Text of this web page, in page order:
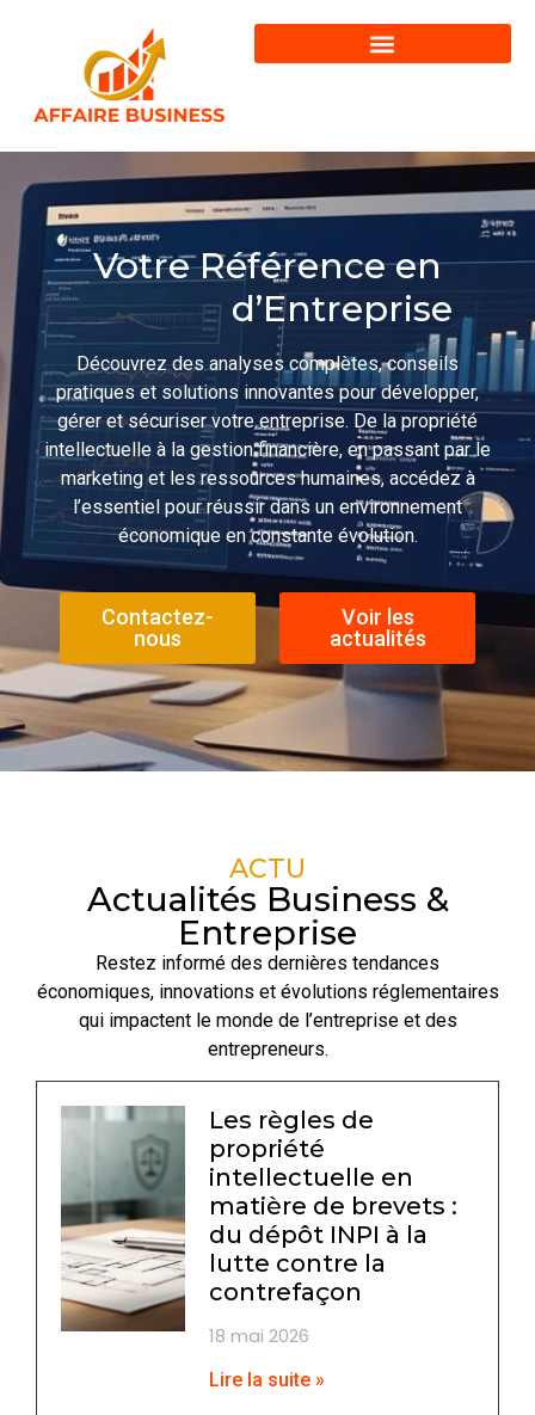
Votre Référence en
s ion
Strat é
d’Entreprise
Découvrez des analyses complètes, conseils
pratiques et solutions innovantes pour développer,
gérer et sécuriser votre entreprise. De la propriété
intellectuelle à la gestion financière, en passant par le
marketing et les ressources humaines, accédez à
l’essentiel pour réussir dans un environnement
économique en constante évolution.
Contactez-
nous
Voir les
actualités
ACTU
Actualités Business &
Entreprise
Restez informé des dernières tendances
économiques, innovations et évolutions réglementaires
qui impactent le monde de l’entreprise et des
entrepreneurs.
Les règles de
propriété
intellectuelle en
matière de brevets :
du dépôt INPI à la
lutte contre la
contrefaçon
18 mai 2026
Lire la suite »